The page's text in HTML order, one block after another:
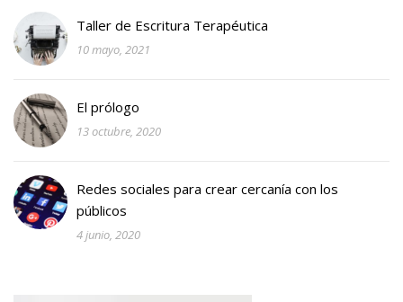
Taller de Escritura Terapéutica
10 mayo, 2021
El prólogo
13 octubre, 2020
Redes sociales para crear cercanía con los
públicos
4 junio, 2020